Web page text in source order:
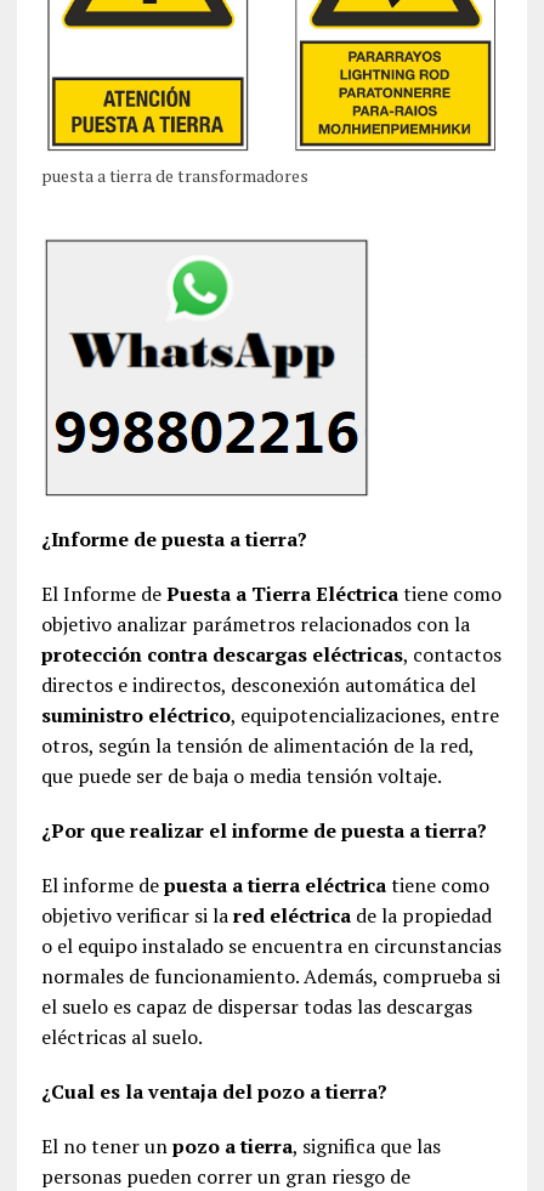
puesta a tierra de transformadores
¿Informe de puesta a tierra?
El Informe dePuesta a Tierra Eléctricatiene como
objetivo analizar parámetros relacionados con la
protección contra descargas eléctricas, contactos
directos e indirectos, desconexión automática del
suministro eléctrico, equipotencializaciones, entre
otros, según la tensión de alimentación de la red,
que puede ser de baja o media tensión voltaje.
¿Por que realizar el informe de puesta a tierra?
El informe depuesta a tierra eléctricatiene como
objetivo verificar si lared eléctricade la propiedad
o el equipo instalado se encuentra en circunstancias
normales de funcionamiento. Además, comprueba si
el suelo es capaz de dispersar todas las descargas
eléctricas al suelo.
¿Cual es la ventaja del pozo a tierra?
El no tener unpozo a tierra, significa que las
personas pueden correr un gran riesgo de